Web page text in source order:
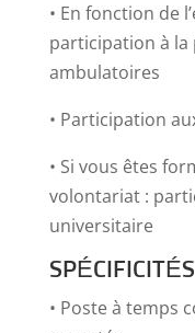
• En fonction de
participation à la
ambulatoires
• Participation
• Si vous êtes
volontariat :
universitaire
• Poste à temps